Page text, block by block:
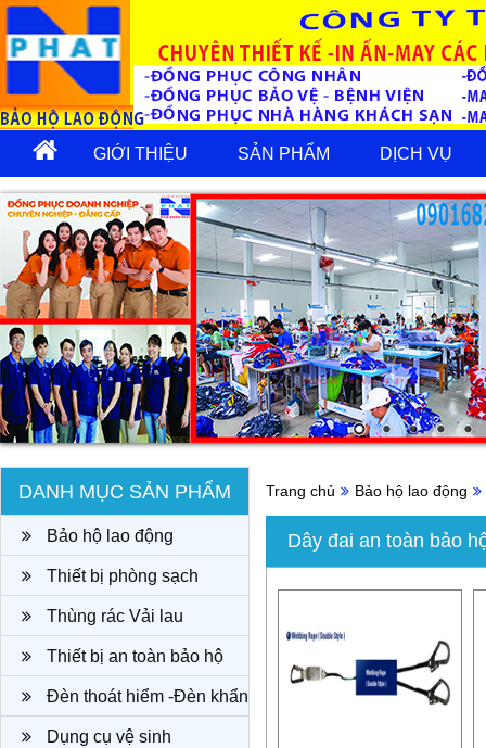
GIỚI THIỆU SẢN PHẨM DỊCH VỤ
DANH MỤC SẢN PHẨM
Bảo hộ lao động
Thiết bị phòng sạch
Thùng rác Vải lau
Thiết bị an toàn bảo hộ
Đèn thoát hiểm -Đèn khẩn
cấpDụng cụ vệ sinh
Trang chủ Bảo hộ lao động
Dây đai an toàn bảo